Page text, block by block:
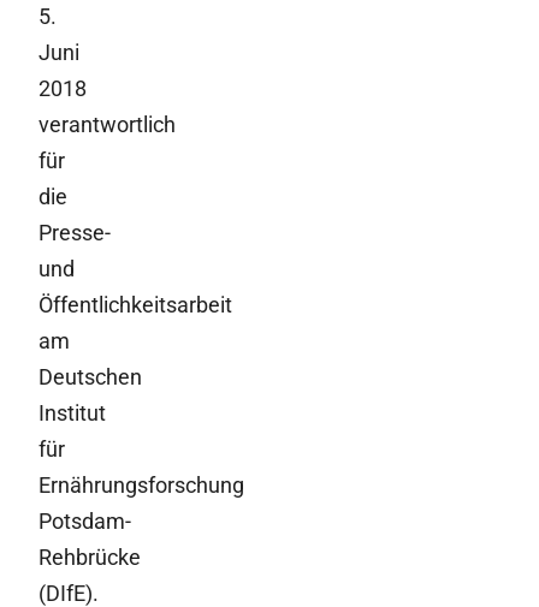
5.
Juni
2018
verantwortlich
für
die
Presse-
und
Öffentlichkeitsarbeit
am
Deutschen
Institut
für
Ernährungsforschung
Potsdam-
Rehbrücke
(DIfE).